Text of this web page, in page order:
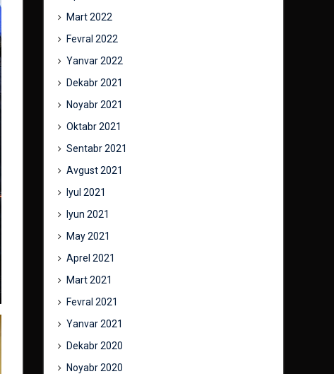
Mart 2022
Fevral 2022
Yanvar 2022
Dekabr 2021
Noyabr 2021
Oktabr 2021
Sentabr 2021
Avgust 2021
Iyul 2021
Iyun 2021
May 2021
Aprel 2021
Mart 2021
Fevral 2021
Yanvar 2021
Dekabr 2020
Noyabr 2020